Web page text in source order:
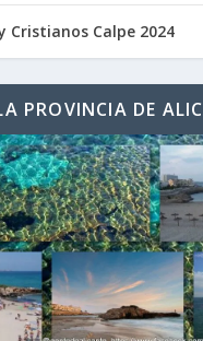
Cristianos Calpe 2024
PROVINCIA DE